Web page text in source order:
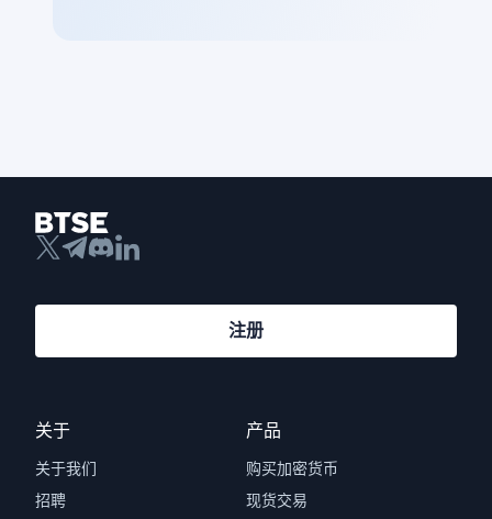
关于
关于我们
招聘
产品
购买加密货币
现货交易
注册